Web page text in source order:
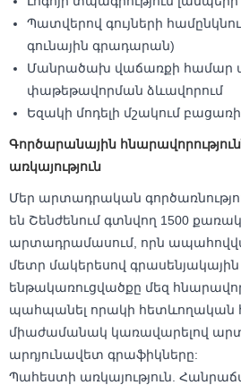
Պատվերով գույների
գունային գրադարան)
Մանրածախ վաճառքի
փաթեթավորման ձևավորում
Եզակի մոդելի մշակում
Գործարանային
առկայություն
Մեր արտադրական
են Շենժենում գտնվող 1500
արտադրամասում, որն
մետր մակերեսով
ենթակառուցվածքը մեզ
պահպանել որակի հետևողական
միաժամանակ կառավարելով
արդյունավետ գրաֆիկները:
Պահեստի առկայություն.